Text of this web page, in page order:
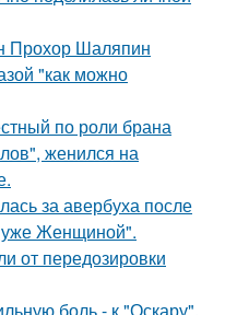
Прохор Шаляпин
"как можно
по роли брана
женился на
за авербуха после
уже Женщиной".
от передозировки
боль - к "Оскару".